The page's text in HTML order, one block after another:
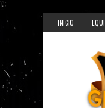
});
INICIO